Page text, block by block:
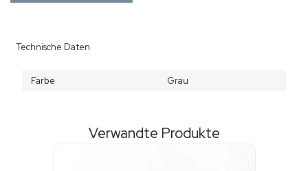
Technische Daten
Farbe Grau
Verwandte Produkte